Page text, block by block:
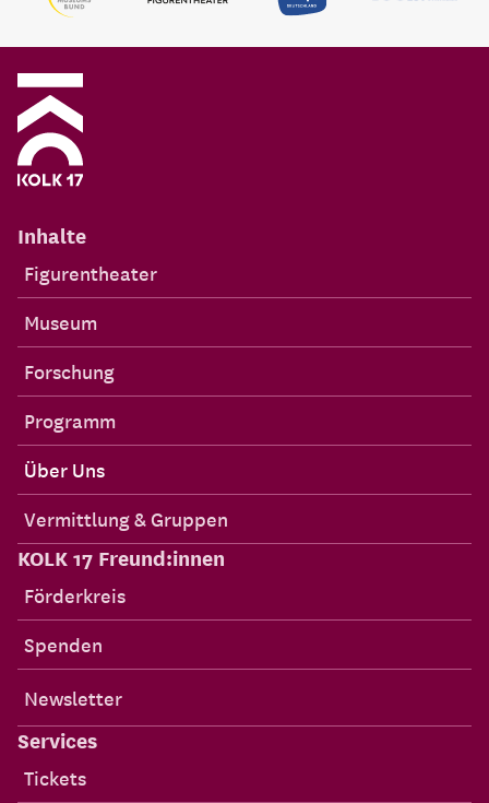
Inhalte
Figurentheater
Museum
Forschung
Programm
Über Uns
Vermittlung & Gruppen
KOLK 17 Freund:innen
Förderkreis
Spenden
Newsletter
Services
Tickets